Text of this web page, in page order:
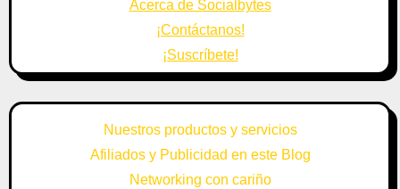
Acerca de Socialbytes
¡Contáctanos!
¡Suscríbete!
Nuestros productos y servicios
Afiliados y Publicidad en este Blog
Networking con cariño